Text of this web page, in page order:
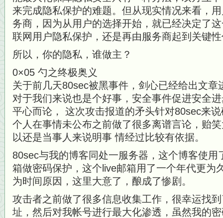
来完成隐私保护的难题。但从现实情况来看，
务商，因为从用户的选择开始，就已经决定了
联网用户隐私保护，还是再由服务商起到关键
所以，你的隐私，谁做主？
0×05 勺之终极奥义
关于前几天80sec被黑事件，剑心已经给出文章
对于我们来说也是个好事，安全事件促进安全
平心而论， 这次攻击报道的矛头针对80sec来
个人在事情未公布之前做了很多离谱言论，贻
以还是当事人来说明事 情经过比较有依据。
80sec与我的博客同处一服务器，这个博客使用
箱做密码保护，这个live邮箱用了一个年代更为
为时间原因，这里大意了，酿成了惨剧。
攻击者之前做了很多信息收集工作，很幸运找
址，然后对我帐号进行最大化渗透，虽然我的